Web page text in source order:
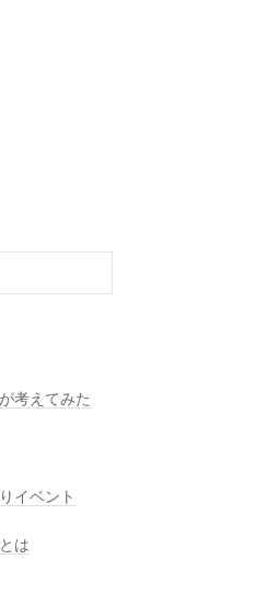
考えてみた
イベント
は